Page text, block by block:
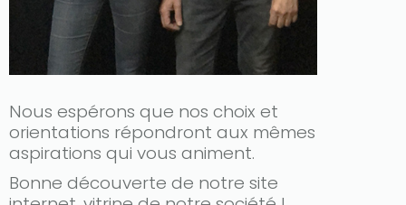
Nous espérons que nos choix et
orientations répondront aux mêmes
aspirations qui vous animent.
Bonne découverte de notre site